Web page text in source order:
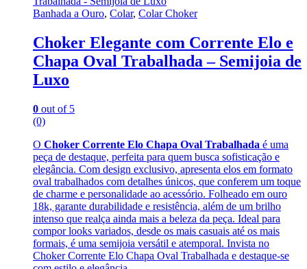
Banhada a Ouro, Colar, Colar Choker
Choker Elegante com Corrente Elo e
Chapa Oval Trabalhada – Semijoia de
Luxo
0 out of 5
(0)
O Choker Corrente Elo Chapa Oval Trabalhada é uma
peça de destaque, perfeita para quem busca sofisticação e
elegância. Com design exclusivo, apresenta elos em formato
oval trabalhados com detalhes únicos, que conferem um toque
de charme e personalidade ao acessório. Folheado em ouro
18k, garante durabilidade e resistência, além de um brilho
intenso que realça ainda mais a beleza da peça. Ideal para
compor looks variados, desde os mais casuais até os mais
formais, é uma semijoia versátil e atemporal. Invista no
Choker Corrente Elo Chapa Oval Trabalhada e destaque-se